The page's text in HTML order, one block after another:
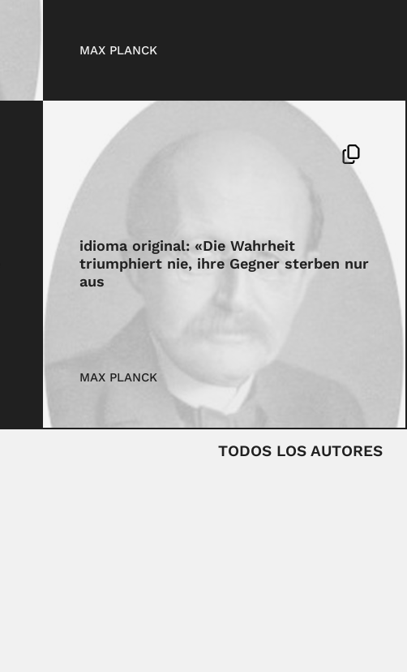
MAX PLANCK
idioma original: «Die Wahrheit
triumphiert nie, ihre Gegner sterben nur
aus
MAX PLANCK
TODOS LOS AUTORES